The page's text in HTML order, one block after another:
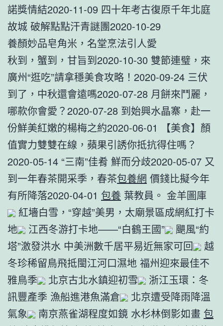
諾獎情結2020-11-09 四十年考古復原千年北庭
故城 破解點點汗青謎團2020-10-29
養顏妙品皂角米，名堂烹法引人愛
秋到，蟹到，甘旨到2020-10-30 雙節連璧，來
廣州“逛吃”請拿穩美食攻略！2020-09-24 三伏
到了，中秋還會遠嗎2020-07-28 月餅來鬥麗，
哪款你會愛？2020-07-28 到始興水晶寨，赴一
份鮮美紅嫩的楊梅之約2020-06-01 【美食】顏
值實力雙雙在線，蘋果引誘你抵抗得住嗎？
2020-05-14 “三南”佳肴 鮮而分歧2020-05-07 又
到一年春茶開采季，春茶包養網 價錢比擬今年
有所降落2020-04-01 包養 葉教員。 金羊圖庫
紅墻白雪，“穿越”美男，太廟景區成網紅打卡
地
江西冬游打卡地——“白鶴王國”
颶風“約
塔”激發洪水 中美洲數千居平易近無家可回
越
冬珍稀留鳥飛抵閩江河口濕地 福州迎來最佳不
雅鳥季
北京古北水鎮迎初雪
浙江玉環：冬
訊豐產季 漁船進港魚滿倉
北京遭受降雨降溫
氣象
南京燕雀湖程度如鏡 水杉林倒影如畫 包